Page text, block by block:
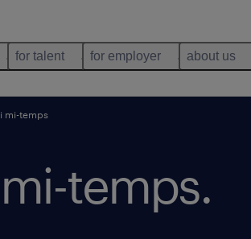
for talent for employer about us
mi-temps
temps.